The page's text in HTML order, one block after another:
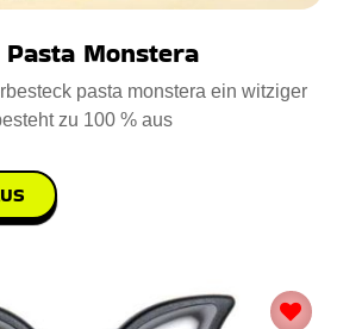
Monstera
pasta monstera ein witziger
zu 100 % aus